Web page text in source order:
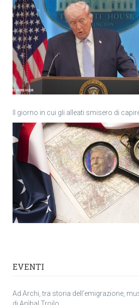
Il giorno in cui gli alleati smisero di
EVENTI
Ad Archi, tra storia dell’emigrazione,